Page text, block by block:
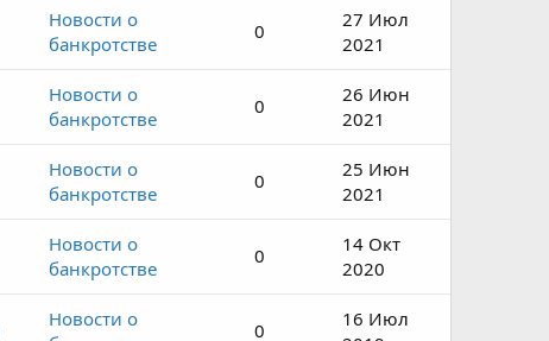
Новости о
банкротстве
0
27 Июл
2021
Новости о
банкротстве
0
26 Июн
2021
Новости о
банкротстве
0
25 Июн
2021
Новости о
банкротстве
0
14 Окт
2020
Новости о
0
16 Июл